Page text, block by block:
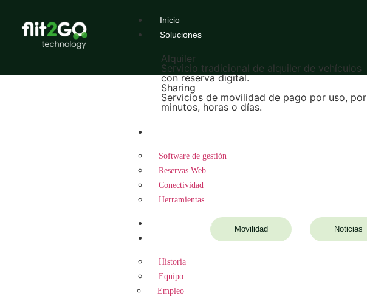
Inicio
Soluciones
Alquiler
Servicio tradicional de alquiler de vehículos
con reserva digital.
Sharing
Servicios de movilidad de pago por uso, por
minutos, horas o días.
Software de gestión
Reservas Web
Conectividad
Herramientas
Integraciones
Historia
Equipo
Empleo
Movilidad Noticias